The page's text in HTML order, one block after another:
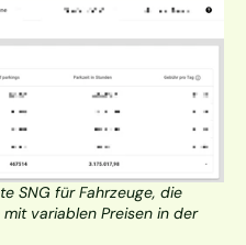
SNG für Fahrzeuge, die
variablen Preisen in der